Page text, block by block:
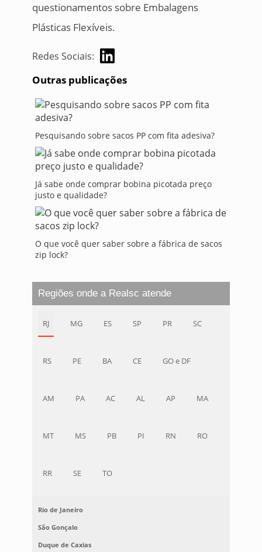
questionamentos sobre Embalagens
Plásticas Flexíveis.
Redes Sociais:
Outras publicações
Pesquisando sobre sacos PP com fita adesiva?
Já sabe onde comprar bobina picotada preço
justo e qualidade?
O que você quer saber sobre a fábrica de sacos
zip lock?
Regiões onde a Realsc atende
RJ MG ES SP PR SC
RS PE BA CE GO e DF
AM PA AC AL AP MA
MT MS PB PI RN RO
RR SE TO
Rio de Janeiro
São Gonçalo
Duque de Caxias